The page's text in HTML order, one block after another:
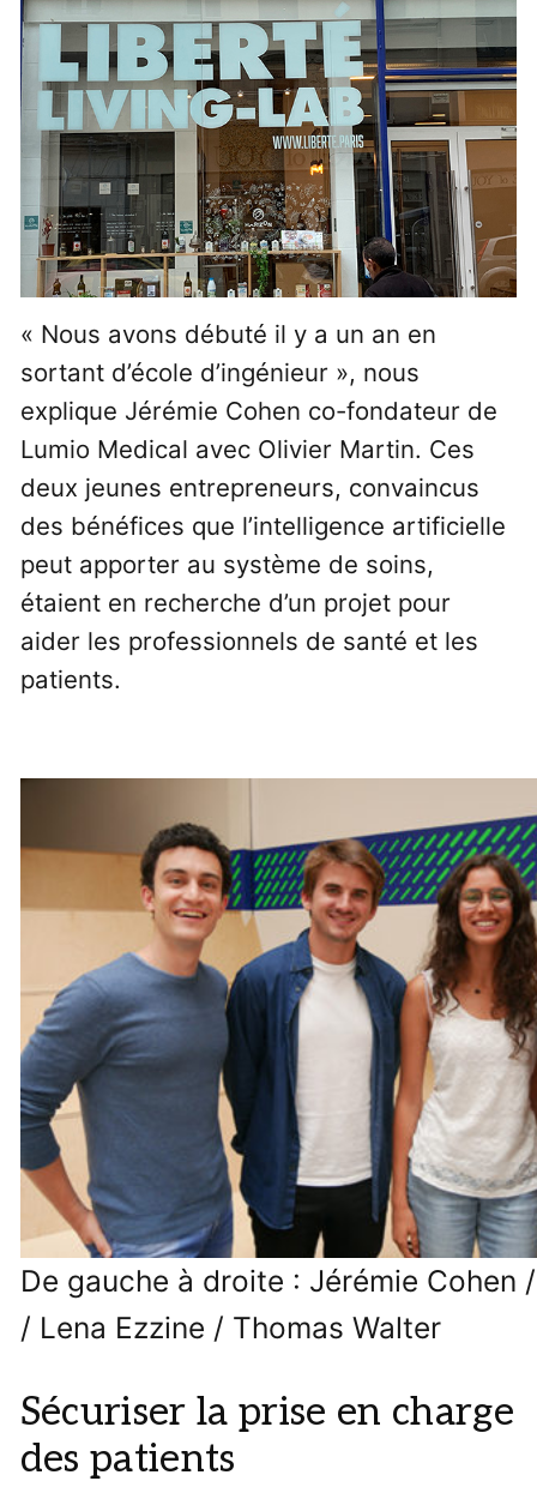
« Nous avons débuté il y a un an en
sortant d’école d’ingénieur », nous
explique Jérémie Cohen co-fondateur de
Lumio Medical avec Olivier Martin. Ces
deux jeunes entrepreneurs, convaincus
des bénéfices que l’intelligence artificielle
peut apporter au système de soins,
étaient en recherche d’un projet pour
aider les professionnels de santé et les
patients.
De gauche à droite : Jérémie Cohen
/ Lena Ezzine / Thomas Walter
Sécuriser la prise en charge
des patients